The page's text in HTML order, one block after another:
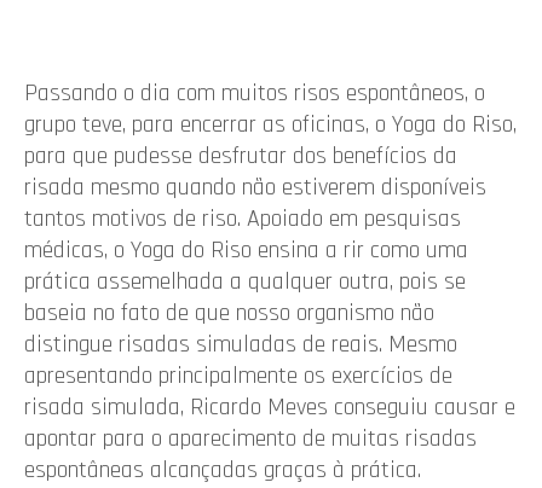
Passando o dia com muitos risos espontâneos, o
grupo teve, para encerrar as oficinas, o Yoga do Riso,
para que pudesse desfrutar dos benefícios da
risada mesmo quando não estiverem disponíveis
tantos motivos de riso. Apoiado em pesquisas
médicas, o Yoga do Riso ensina a rir como uma
prática assemelhada a qualquer outra, pois se
baseia no fato de que nosso organismo não
distingue risadas simuladas de reais. Mesmo
apresentando principalmente os exercícios de
risada simulada, Ricardo Meves conseguiu causar e
apontar para o aparecimento de muitas risadas
espontâneas alcançadas graças à prática.